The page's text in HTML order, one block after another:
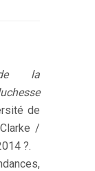
la
de
/
?.